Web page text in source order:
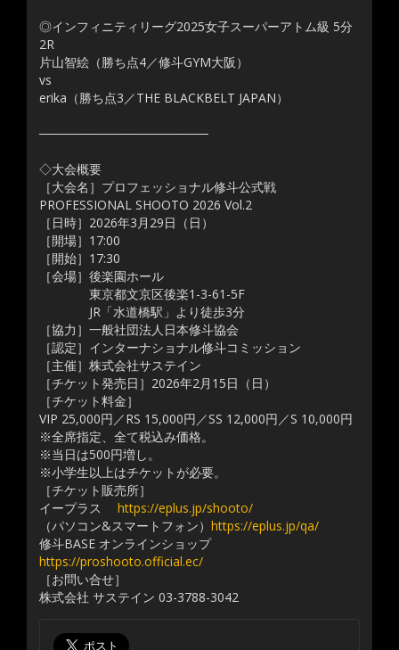
◎インフィニティリーグ2025女子スーパーアトム級 5分
2R
片山智絵（勝ち点4／修斗GYM大阪）
vs
erika（勝ち点3／THE BLACKBELT JAPAN）
───────────────────
◇大会概要
［大会名］プロフェッショナル修斗公式戦
PROFESSIONAL SHOOTO 2026 Vol.2
［日時］2026年3月29日（日）
［開場］17:00
［開始］17:30
［会場］後楽園ホール
東京都文京区後楽1-3-61-5F
JR「水道橋駅」より徒歩3分
［協力］一般社団法人日本修斗協会
［認定］インターナショナル修斗コミッション
［主催］株式会社サステイン
［チケット発売日］2026年2月15日（日）
［チケット料金］
VIP 25,000円／RS 15,000円／SS 12,000円／S 10,000円
※全席指定、全て税込み価格。
※当日は500円増し。
※小学生以上はチケットが必要。
［チケット販売所］
イープラス https://eplus.jp/shooto/
（パソコン&スマートフォン） https://eplus.jp/qa/
修斗BASE オンラインショップ
https://proshooto.official.ec/
［お問い合せ］
株式会社 サステイン 03-3788-3042